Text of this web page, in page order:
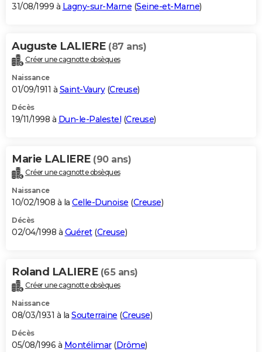
31/08/1999 à Lagny-sur-Marne (Seine-et-Marne)
Auguste LALIERE (87 ans)
Créer une cagnotte obsèques
Naissance
01/09/1911 à Saint-Vaury(Creuse)
Décès
19/11/1998 à Dun-le-Palestel (Creuse)
Marie LALIERE (90 ans)
Créer une cagnotte obsèques
Naissance
10/02/1908 à la Celle-Dunoise (Creuse)
Décès
02/04/1998 à Guéret(Creuse)
Roland LALIERE (65 ans)
Créer une cagnotte obsèques
Naissance
08/03/1931 à la Souterraine (Creuse)
Décès
05/08/1996 à Montélimar(Drôme)